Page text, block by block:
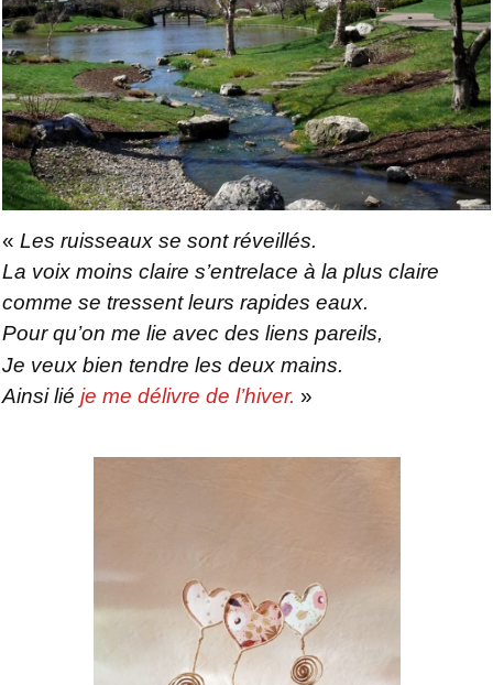
« Les ruisseaux se sont réveillés.
La voix moins claire s’entrelace à la plus claire
comme se tressent leurs rapides eaux.
Pour qu’on me lie avec des liens pareils,
Je veux bien tendre les deux mains.
Ainsi lié je me délivre de l’hiver. »